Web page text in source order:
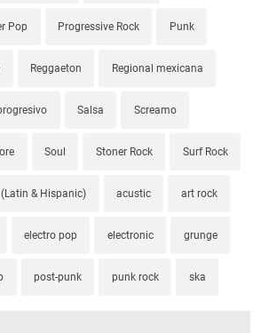
Pop Progressive Rock Punk
Reggaeton Regional mexicana
Salsa Screamo
Soul Stoner Rock Surf Rock
& Hispanic) acustic art rock
electro pop electronic grunge
post-punk punk rock ska